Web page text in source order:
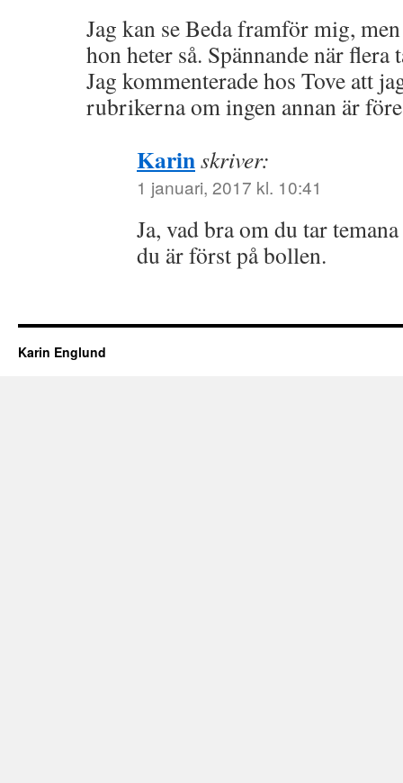
Jag kan se Beda framför mig,
hon heter så. Spännande när flera
Jag kommenterade hos Tove att
rubrikerna om ingen annan är
Karinskriver:
1 januari, 2017 kl. 10:41
Ja, vad bra om du tar
du är först på bollen.
Karin Englund